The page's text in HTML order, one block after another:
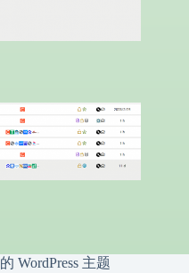
的 WordPress 主题